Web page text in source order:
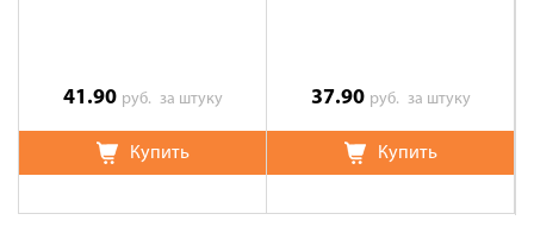
41.90 руб. за штуку
Купить
37.90 руб. за штуку
Купить